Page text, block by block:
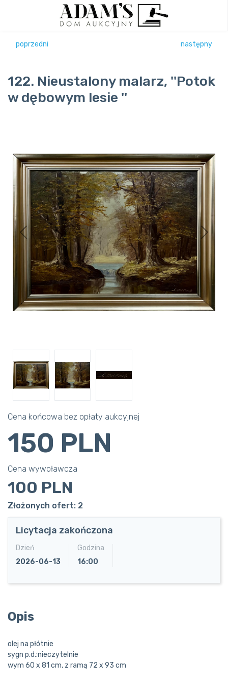
poprzedni następny
122. Nieustalony malarz, ''Potok
w dębowym lesie ''
Previous Next
Cena końcowa bez opłaty aukcyjnej
150 PLN
Cena wywoławcza
100 PLN
Złożonych ofert: 2
Licytacja zakończona
Dzień
2026-06-13
Godzina
16:00
Opis
olej na płótnie
sygn p.d.:nieczytelnie
wym 60 x 81 cm, z ramą 72 x 93 cm